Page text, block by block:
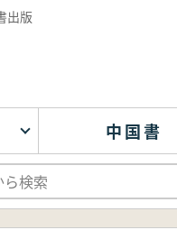
出版
中国書